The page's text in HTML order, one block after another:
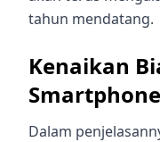
tahun mendatang.
Kenaikan
Smartphone
Dalam